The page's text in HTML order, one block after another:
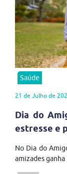
Saúde
21 de Julho de
Dia do
estresse e
No Dia do
amizades